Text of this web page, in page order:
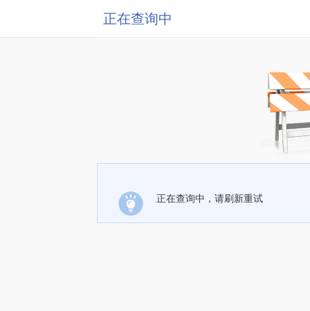
正在查询中
正在查询中，请刷新重试